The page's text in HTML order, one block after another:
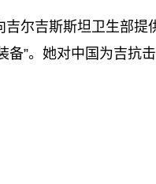
尔吉斯斯坦卫生部提
”。她对中国为吉抗